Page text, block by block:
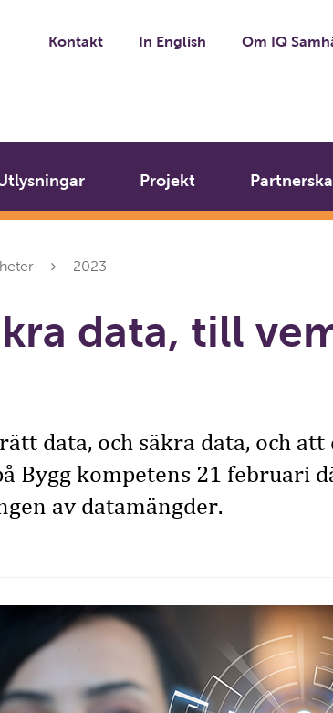
Kontakt In English Om IQ
Projekt
2023
data, till
data, och säkra data, och att
Bygg kompetens 21 februari
av datamängder.